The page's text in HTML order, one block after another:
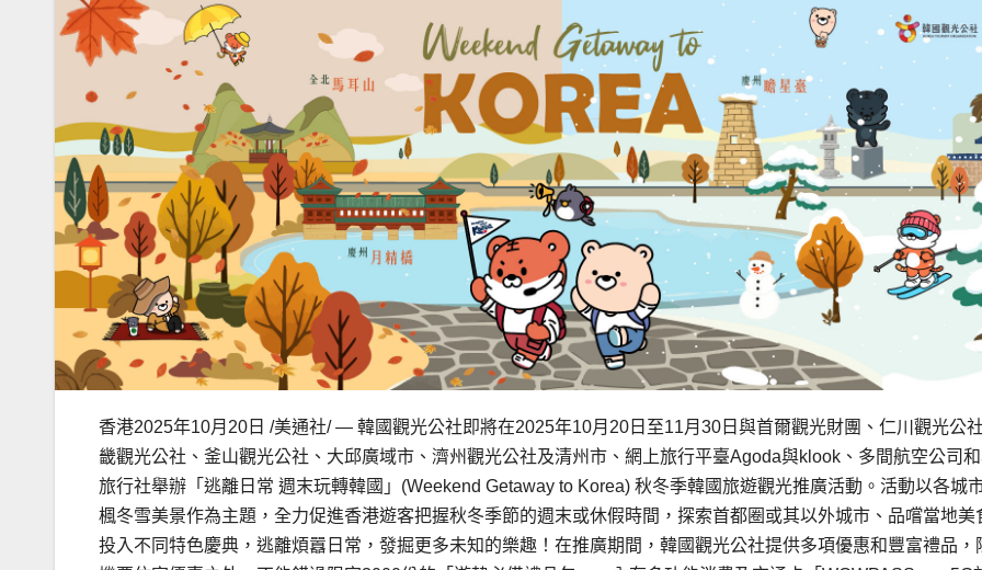
香港2025年10月20日 /美通社/ — 韓國觀光公社即將在2025年10月20日至11月30日與首爾觀光財團、仁川觀光公
畿觀光公社、釜山觀光公社、大邱廣域市、濟州觀光公社及清州市、網上旅行平臺Agoda與klook、多間航空公司
旅行社舉辦「逃離日常 週末玩轉韓國」(Weekend Getaway to Korea) 秋冬季韓國旅遊觀光推廣活動。活動以各城
楓冬雪美景作為主題，全力促進香港遊客把握秋冬季節的週末或休假時間，探索首都圈或其以外城市、品嚐當地美
投入不同特色慶典，逃離煩囂日常，發掘更多未知的樂趣！在推廣期間，韓國觀光公社提供多項優惠和豐富禮品，